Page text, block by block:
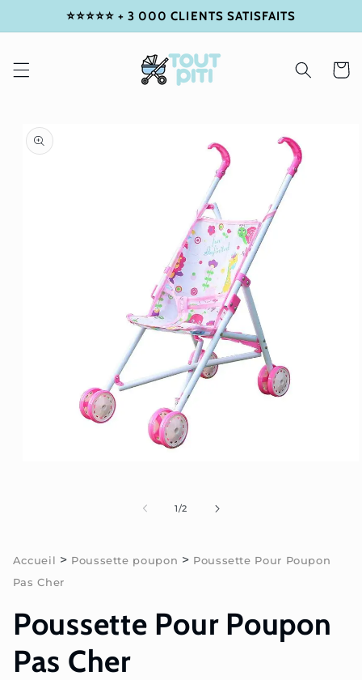
IGNORER
ET
CONTENU
⭐⭐⭐⭐⭐ + 3 000 CLIENTS SATISFAITS
Panier
PASSER
AUX
1/de
2
Accueil > Poussette poupon > Poussette Pour Poupon
Pas Cher
Poussette Pour Poupon
Pas Cher